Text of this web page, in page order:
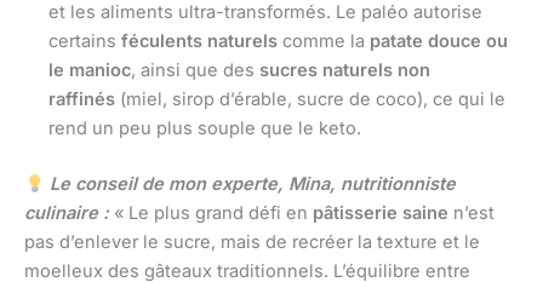
et les aliments ultra-transformés. Le paléo autorise
certains féculents naturels comme la patate douce ou
le manioc, ainsi que des sucres naturels non
raffinés (miel, sirop d’érable, sucre de coco), ce qui le
rend un peu plus souple que le keto.
Le conseil de mon experte, Mina, nutritionniste
culinaire : « Le plus grand défi en pâtisserie saine n’est
pas d’enlever le sucre, mais de recréer la texture et le
moelleux des gâteaux traditionnels. L’équilibre entre